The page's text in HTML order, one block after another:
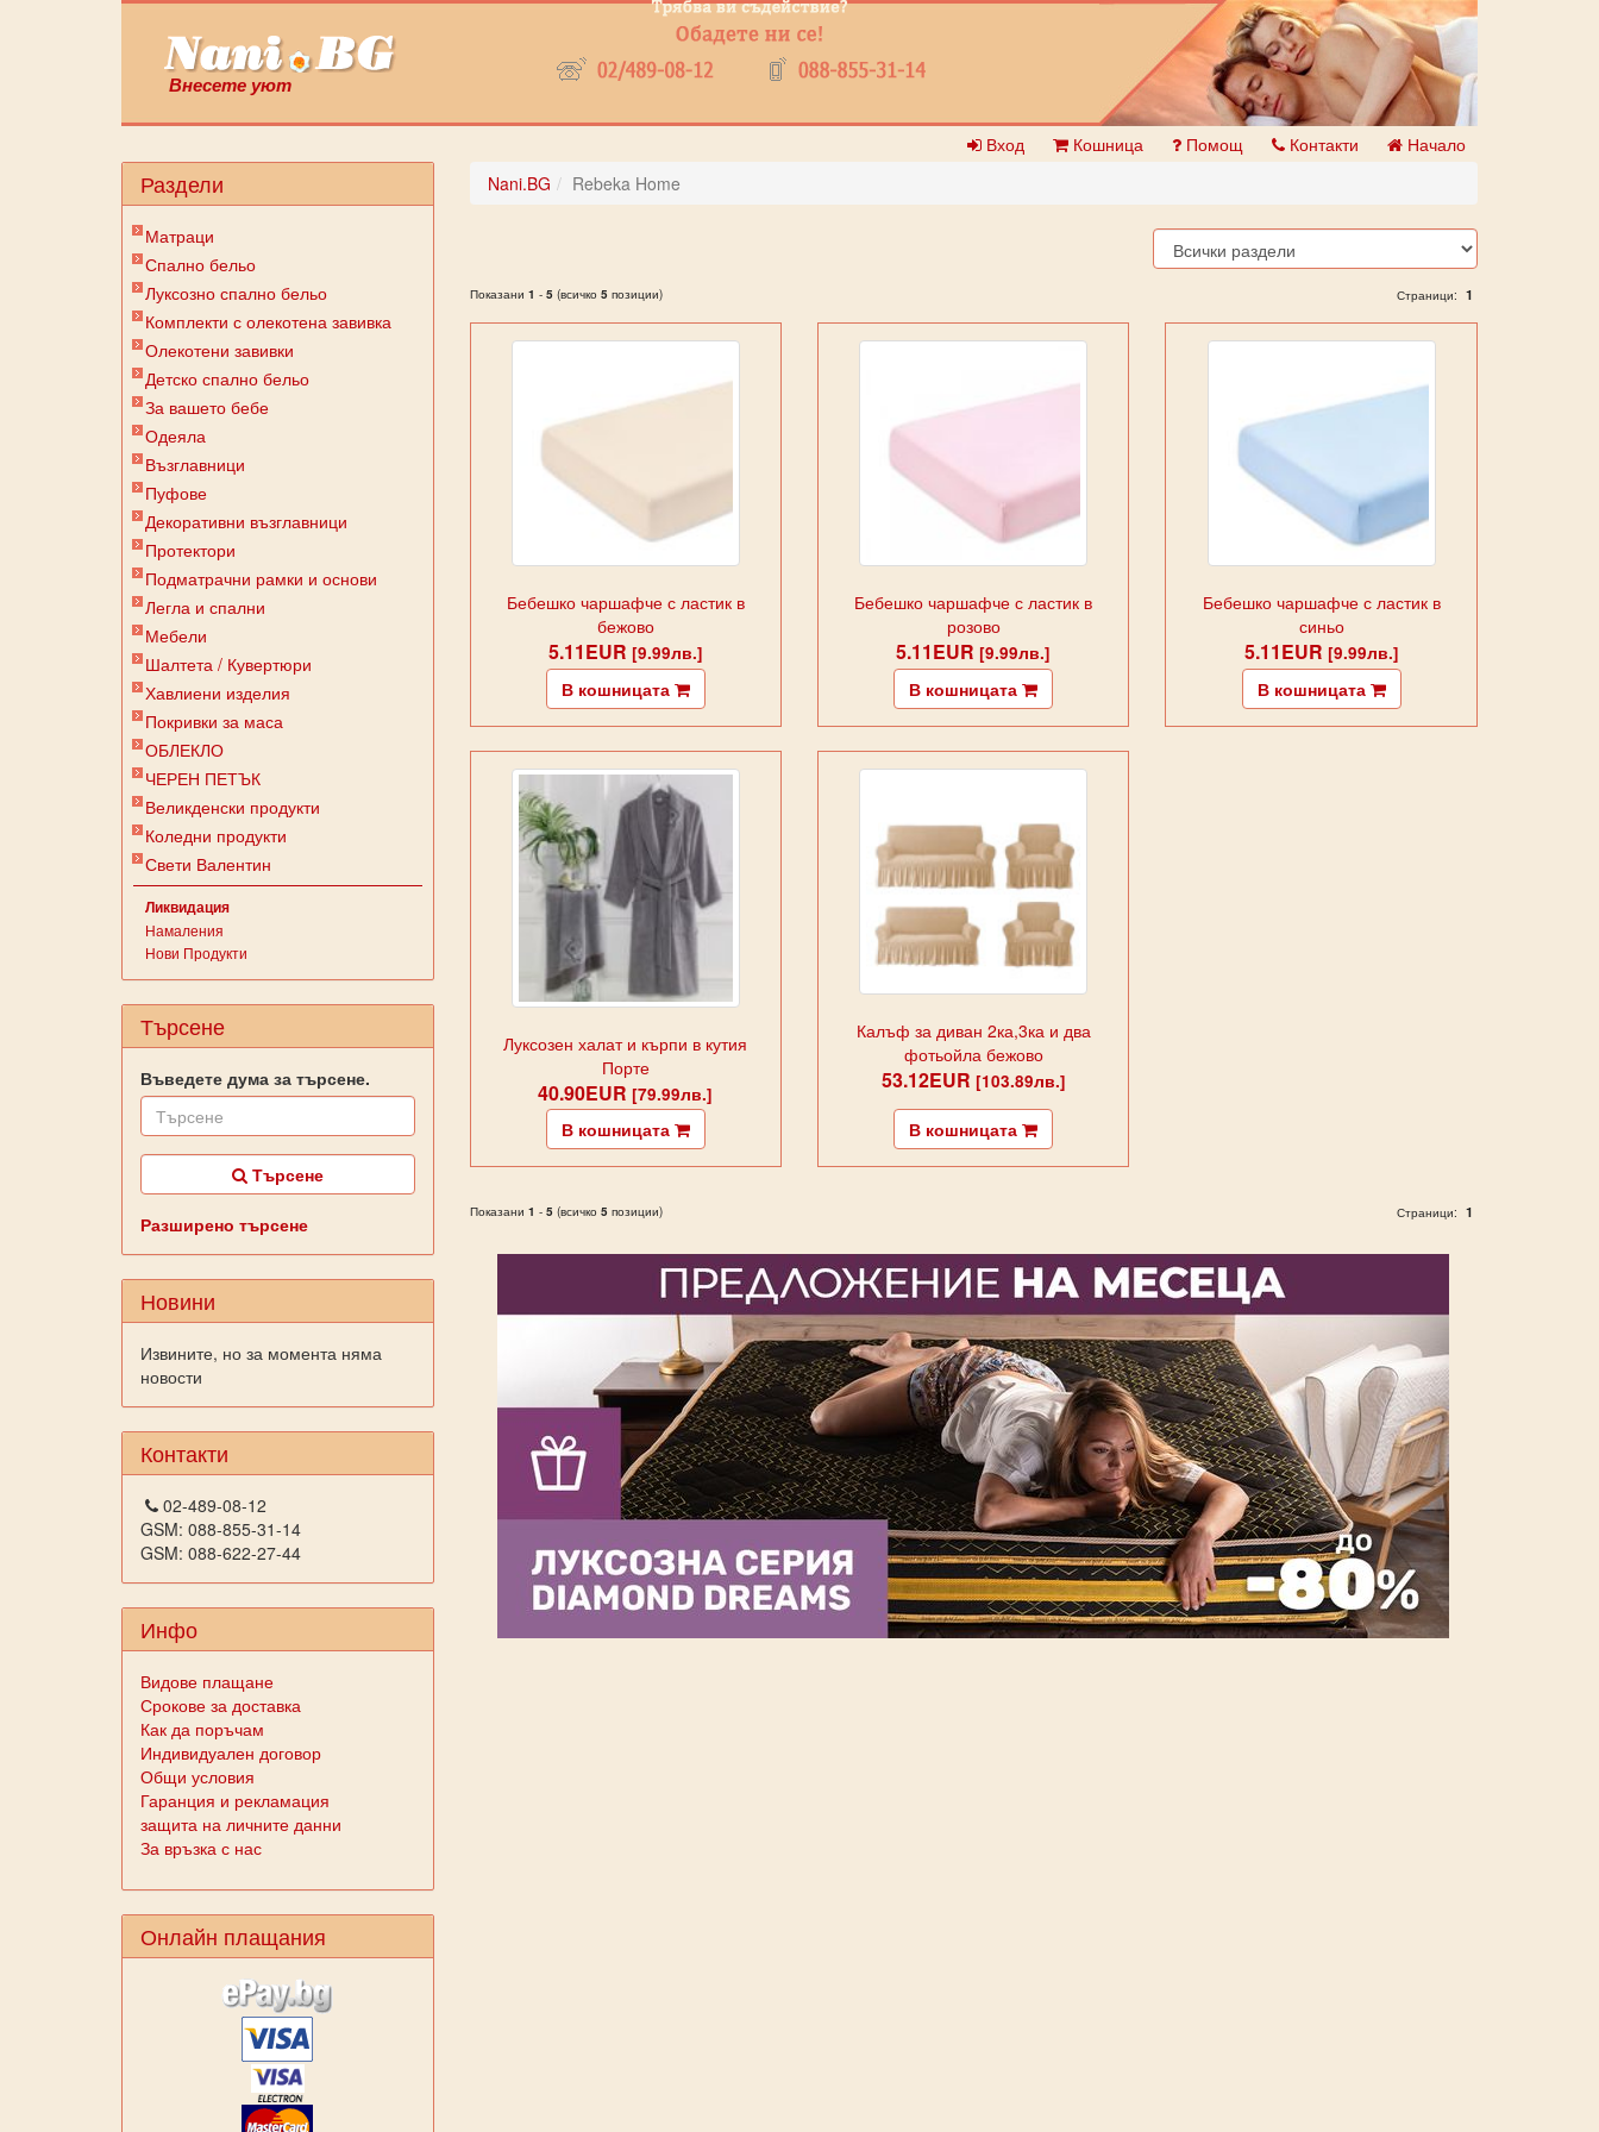
Внесете уют
Вход Кошница Помощ Контакти Начало
Раздели
Матраци
Спално бельо
Луксозно спално бельо
Комплекти с олекотена завивка
Олекотени завивки
Детско спално бельо
За вашето бебе
Одеяла
Възглавници
Пуфове
Декоративни възглавници
Протектори
Подматрачни рамки и основи
Легла и спални
Мебели
Шалтета / Кувертюри
Хавлиени изделия
Покривки за маса
ОБЛЕКЛО
ЧЕРЕН ПЕТЪК
Великденски продукти
Коледни продукти
Свети Валентин
Ликвидация
Намаления
Нови Продукти
Търсене
Въведете дума за търсене.
Търсене
Разширено търсене
Новини
Извините, но за момента няма
новости
Контакти
02-489-08-12
GSM: 088-855-31-14
GSM: 088-622-27-44
Инфо
Видове плащане
Срокове за доставка
Как да поръчам
Индивидуален договор
Общи условия
Гаранция и рекламация
защита на личните данни
За връзка с нас
Онлайн плащания
Nani.BG Rebeka Home
Показани 1 - 5(всичко 5позиции) Страници: 1
Бебешко чаршафче с ластик в
бежово
5.11EUR [9.99лв.]
В кошницата
Бебешко чаршафче с ластик в
розово
5.11EUR[9.99лв.]
В кошницата
Бебешко чаршафче с ластик в
синьо
5.11EUR [9.99лв.]
В кошницата
Луксозен халат и кърпи в кутия
Порте
40.90EUR[79.99лв.]
В кошницата
Калъф за диван 2ка,3ка и два
фотьойла бежово
53.12EUR [103.89лв.]
В кошницата
Показани 1 - 5(всичко 5позиции) Страници: 1